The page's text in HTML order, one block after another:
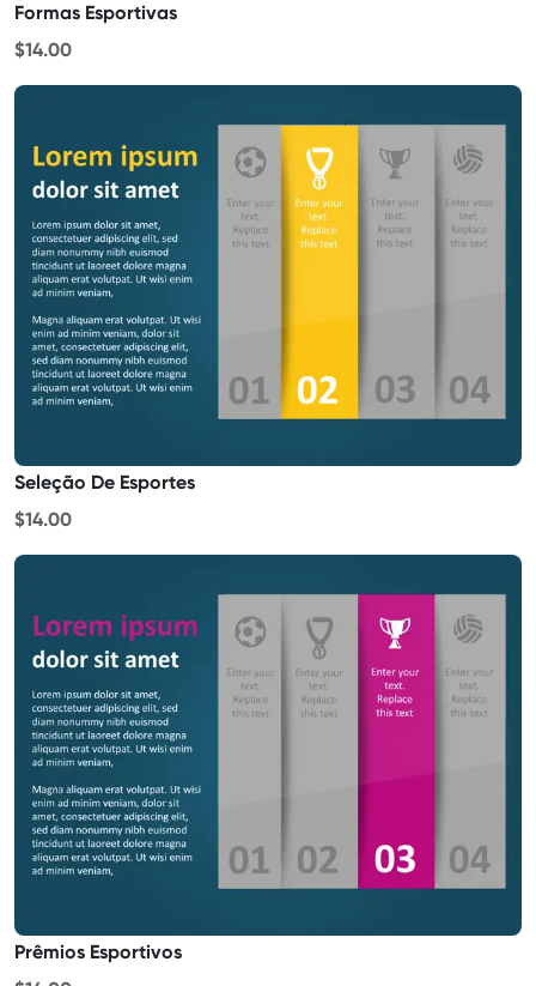
Formas Esportivas
$14.00
Seleção De Esportes
$14.00
Prêmios Esportivos